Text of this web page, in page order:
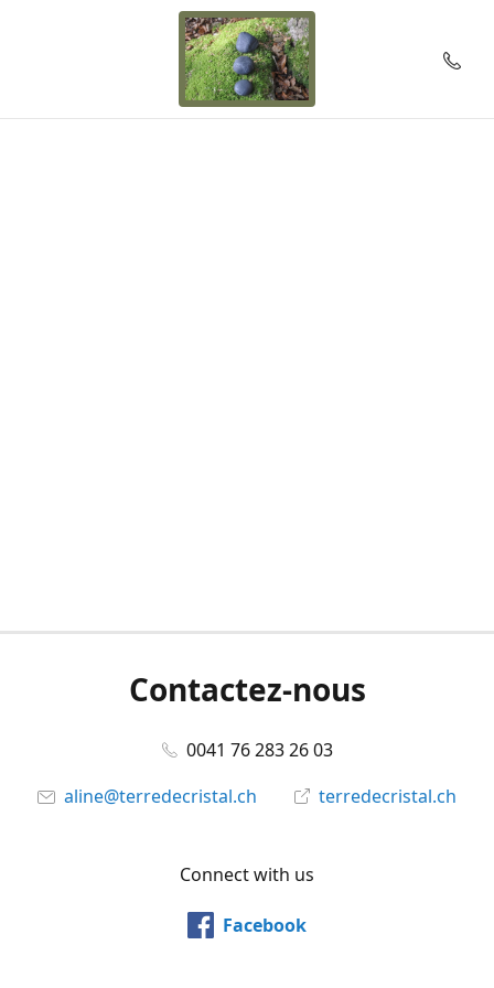
Contactez-nous
0041 76 283 26 03
aline@terredecristal.ch
terredecristal.ch
Connect with us
Facebook